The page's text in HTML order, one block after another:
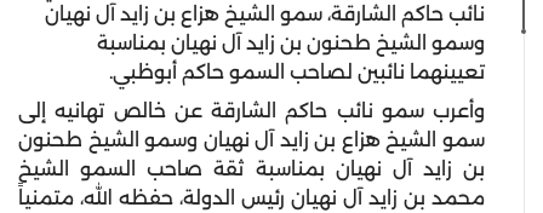
نائب حاكم الشارقة، سمو الشيخ هزاع بن زايد آل نهيان
وسمو الشيخ طحنون بن زايد آل نهيان بمناسبة
تعيينهما نائبين لصاحب السمو حاكم أبوظبي.
وأعرب سمو نائب حاكم الشارقة عن خالص تهانيه إلى
سمو الشيخ هزاع بن زايد آل نهيان وسمو الشيخ طحنون
بن زايد آل نهيان بمناسبة ثقة صاحب السمو الشيخ
محمد بن زايد آل نهيان رئيس الدولة، حفظه الله، متمنياً